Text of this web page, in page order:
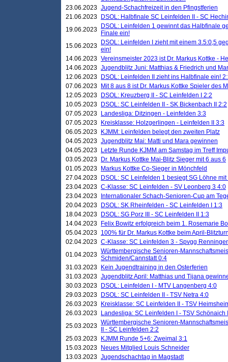
23.06.2023 Jugend-Schachfreizeit in den Pfingstferien
21.06.2023
DSOL: Halbfinale SC Leinfelden II - SC
19.06.2023
DSOL: Leinfelden 1 gewinnt das Halbfinale
Finale ein!
15.06.2023
DSOL: Leinfelden I zieht mit einem 3.5:0,5
ein!
14.06.2023 Vereinsmeister 2023 ist Dr. Markus Kottke -
14.06.2023 Jugendblitz Juni: Matthias & Friedrich und
12.06.2023
DSOL: Leinfelden II zieht ins Halbfinale ein!
07.06.2023
Mit 8 aus 8 ist Dr. Markus Kottke Spieler des
12.05.2023
DSOL: Kreuzberg II - SC Leinfelden I 2:2
10.05.2023
DSOL: SC Leinfelden II - SK Bickenbach II 2:2
07.05.2023
Landesliga: Ditzingen - Leinfelden 3:3
07.05.2023
Kreisklasse: Holzgerlingen - Leinfelden II 3:3
06.05.2023
KJMM: Leinfelden belegt den zweiten Platz
04.05.2023 Jugendblitz Mai: Matti und Mara gewinnen
04.05.2023
Letzte Runde KJMM am Samstag im Treff
03.05.2023
Dr. Markus Kottke Mai-Blitz Sieger mit 6 aus 6
01.05.2023
Markus Kottke Co-Sieger in Mönchfeld
27.04.2023
DSOL: SC Leinfelden 1 besiegt SG Löhne mit
23.04.2023 C-Klasse: SC Leinfelden - SV Leonberg 3 4:0
23.04.2023
Internationaler Schach-Senioren-Cup am
20.04.2023
DSOL: SK Rheinfelden - SC Leinfelden I 1:3
18.04.2023
DSOL: SG Porz III - SC Leinfelden II 1:3
14.04.2023
Felix Bowitz erfolgreich beim 1. Rosemarie
05.04.2023 100% für Dr. Markus Kottke beim April-
02.04.2023 C-Klasse: SC Leinfelden 3 - Spvgg
01.04.2023 Württembergische Senioren-
Schmiden/Cannstatt 0:4
31.03.2023
Kein Jugendtraining in den Osterferien
31.03.2023 Jugendblitz April: Matthias und Tijana
30.03.2023
DSOL: Leinfelden I - MTV Langenberg 4:0
29.03.2023
DSOL: SC Leinfelden II - TSV Netra 4:0
26.03.2023
Kreisklasse: SC Leinfelden II - TSV
26.03.2023
Landesliga: SC Leinfelden I - TSV Schönaich
25.03.2023 Württembergische Senioren-
II - SC Leinfelden 2:2
25.03.2023
KJMM Runde 5+6: Zweimal 3:1
15.03.2023
Neues Mitglied Louis Schneider
13.03.2023 Jugendschachtag in Magstadt